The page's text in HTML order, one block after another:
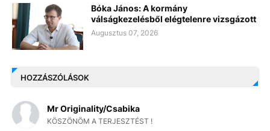
Bóka János: A kormány
válságkezelésből elégtelenre vizsgázott
Augusztus 07, 2026
HOZZÁSZÓLÁSOK
Mr Originality/Csabika
KÖSZÖNÖM A TERJESZTÉST !